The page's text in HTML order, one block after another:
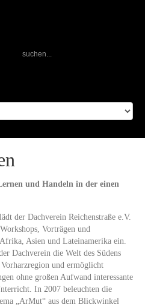
und Handeln in der einen
der Dachverein Reichenstraße e.V.
Vorträgen und
Asien und Lateinamerika ein.
Dachverein die Welt des Südens
und ermöglicht
ohne großen Aufwand interessante
In 2007 beleuchten die
„ArMut“ aus dem Blickwinkel